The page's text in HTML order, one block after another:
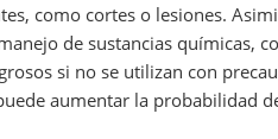
como cortes o lesiones.
de sustancias químicas,
si no se utilizan con
aumentar la probabilidad